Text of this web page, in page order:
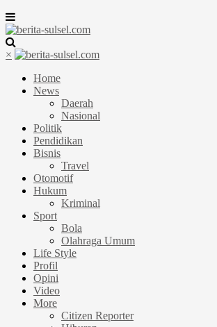
×
Home
News
Daerah
Nasional
Politik
Pendidikan
Bisnis
Travel
Otomotif
Hukum
Kriminal
Sport
Bola
Olahraga Umum
Life Style
Profil
Opini
Video
More
Citizen Reporter